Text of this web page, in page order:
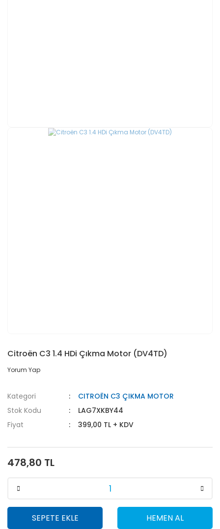
Citroën C3 1.4 HDi Çıkma Motor (DV4TD)
Yorum Yap
Kategori
CITROËN C3 ÇIKMA MOTOR
Stok Kodu
LAG7XKBY44
Fiyat
399,00 TL + KDV
478,80 TL
SEPETE EKLE HEMEN AL